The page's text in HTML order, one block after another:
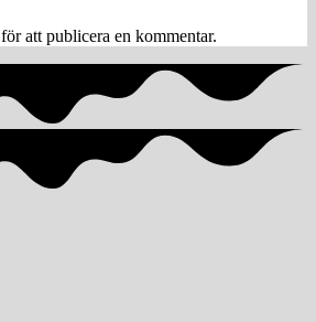
för att publicera en kommentar.